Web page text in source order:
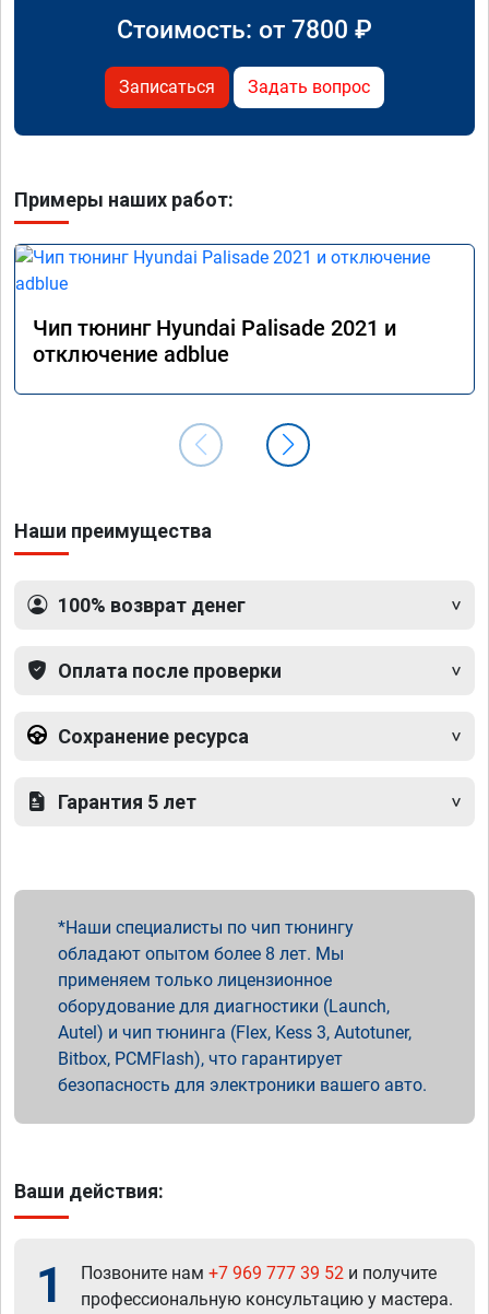
Стоимость: от 7800 ₽
Записаться Задать вопрос
Примеры наших работ:
Чип тюнинг Hyundai Palisade 2021 и
отключение adblue
Наши преимущества
100% возврат денег
Оплата после проверки
Сохранение ресурса
Гарантия 5 лет
Наши специалисты по чип тюнингу
обладают опытом более 8 лет. Мы
применяем только лицензионное
оборудование для диагностики (Launch,
Autel) и чип тюнинга (Flex, Kess 3, Autotuner,
Bitbox, PCMFlash), что гарантирует
безопасность для электроники вашего авто.
Ваши действия:
1 Позвоните нам +7 969 777 39 52 и получите
профессиональную консультацию у мастера.